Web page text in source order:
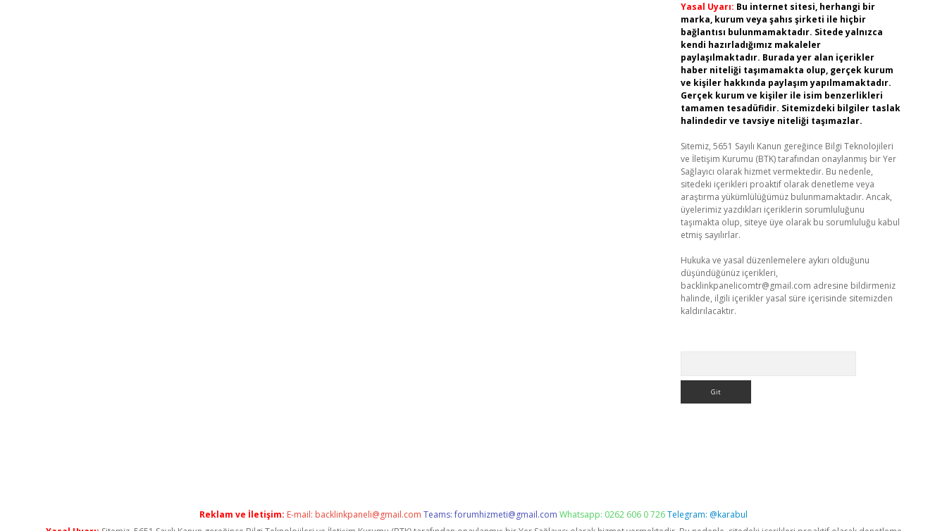
Yasal Uyarı: Bu internet sitesi, herhangi bir
marka, kurum veya şahıs şirketi ile hiçbir
bağlantısı bulunmamaktadır. Sitede yalnızca
kendi hazırladığımız makaleler
paylaşılmaktadır. Burada yer alan içerikler
haber niteliği taşımamakta olup, gerçek kurum
ve kişiler hakkında paylaşım yapılmamaktadır.
Gerçek kurum ve kişiler ile isim benzerlikleri
tamamen tesadüfidir. Sitemizdeki bilgiler taslak
halindedir ve tavsiye niteliği taşımazlar.
Sitemiz, 5651 Sayılı Kanun gereğince Bilgi Teknolojileri
ve İletişim Kurumu (BTK) tarafından onaylanmış bir Yer
Sağlayıcı olarak hizmet vermektedir. Bu nedenle,
sitedeki içerikleri proaktif olarak denetleme veya
araştırma yükümlülüğümüz bulunmamaktadır. Ancak,
üyelerimiz yazdıkları içeriklerin sorumluluğunu
taşımakta olup, siteye üye olarak bu sorumluluğu kabul
etmiş sayılırlar.
Hukuka ve yasal düzenlemelere aykırı olduğunu
düşündüğünüz içerikleri,
backlinkpanelicomtr@gmail.com adresine bildirmeniz
halinde, ilgili içerikler yasal süre içerisinde sitemizden
kaldırılacaktır.
Reklam ve İletişim: E-mail: backlinkpaneli@gmail.com Teams:forumhizmeti@gmail.com Whatsapp: 0262 606 0 726Telegram: @karabul